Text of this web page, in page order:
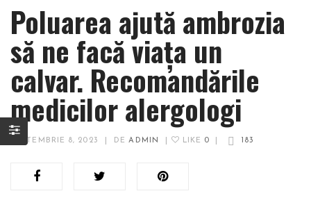
Poluarea ajută ambrozia
să ne facă viața un
calvar. Recomandările
medicilor alergologi
SEPTEMBRIE 8, 2023 DEADMIN LIKE 0 183